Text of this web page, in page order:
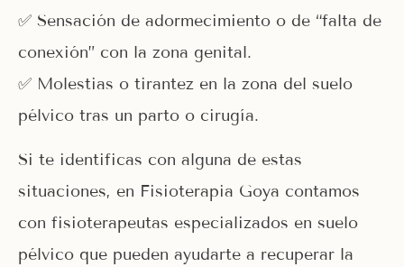
✅ Sensación de adormecimiento o de “falta de
conexión” con la zona genital.
✅ Molestias o tirantez en la zona del suelo
pélvico tras un parto o cirugía.
Si te identificas con alguna de estas
situaciones, en Fisioterapia Goya contamos
con fisioterapeutas especializados en suelo
pélvico que pueden ayudarte a recuperar la